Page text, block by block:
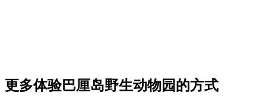
更多体验巴厘岛野生动物园的方式